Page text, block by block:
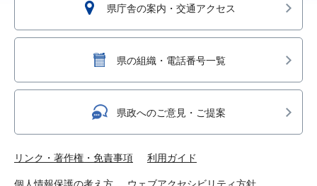
県庁舎の案内・交通アクセス
県の組織・電話番号一覧
県政へのご意見・ご提案
リンク・著作権・免責事項 利用ガイド